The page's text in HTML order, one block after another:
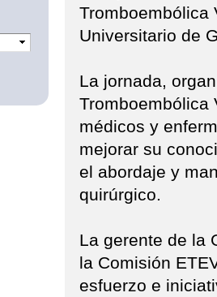
Tromboembólica
Universitario de
La jornada,
Tromboembólica
médicos y
mejorar su
el abordaje y
quirúrgico.
La gerente de la
la Comisión
esfuerzo e